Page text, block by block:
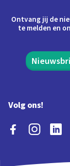
Ontvang jij de
te melden en
Volg ons!